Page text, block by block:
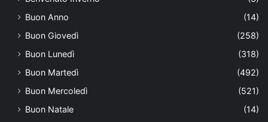
Buon Anno
(14)
Buon Giovedì
(258)
Buon Lunedì
(318)
Buon Martedì
(492)
Buon Mercoledì
(521)
Buon Natale
(14)